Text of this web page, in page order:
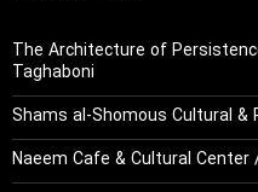
The Architecture of
Taghaboni
Shams al-Shomous Cultural
Naeem Cafe & Cultural